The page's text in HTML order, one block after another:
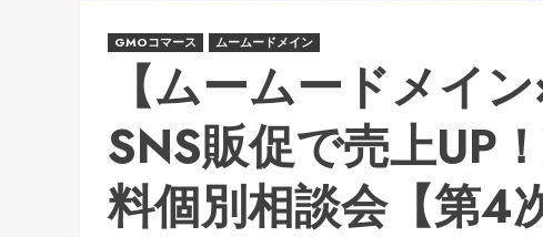
GMOコマース ムームードメイン
【ムームードメイ
SNS販促で売上UP
料個別相談会【第4